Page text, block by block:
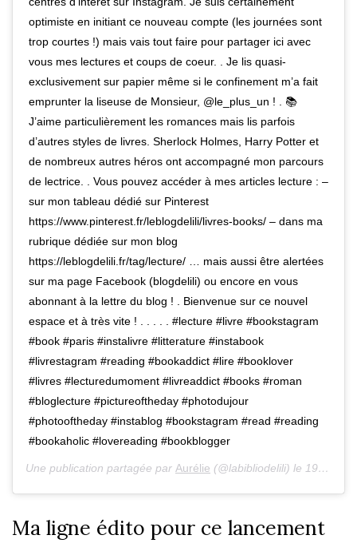
optimiste en initiant ce nouveau compte (les journées sont
trop courtes !) mais vais tout faire pour partager ici avec
vous mes lectures et coups de coeur. . Je lis quasi-
exclusivement sur papier même si le confinement m’a fait
emprunter la liseuse de Monsieur, @le_plus_un ! . 📚
J’aime particulièrement les romances mais lis parfois
d’autres styles de livres. Sherlock Holmes, Harry Potter et
de nombreux autres héros ont accompagné mon parcours
de lectrice. . Vous pouvez accéder à mes articles lecture : –
sur mon tableau dédié sur Pinterest
https://www.pinterest.fr/leblogdelili/livres-books/ – dans ma
rubrique dédiée sur mon blog
https://leblogdelili.fr/tag/lecture/ … mais aussi être alertées
sur ma page Facebook (blogdelili) ou encore en vous
abonnant à la lettre du blog ! . Bienvenue sur ce nouvel
espace et à très vite ! . . . . . #lecture #livre #bookstagram
#book #paris #instalivre #litterature #instabook
#livrestagram #reading #bookaddict #lire #booklover
#livres #lecturedumoment #livreaddict #books #roman
#bloglecture #pictureoftheday #photodujour
#photooftheday #instablog #bookstagram #read #reading
#bookaholic #lovereading #bookblogger
Une publication partagée par Aurélie (@labibliodelili) le 19 Mai 2020 à 9 :46 PDT
Ma ligne édito pour ce lancement